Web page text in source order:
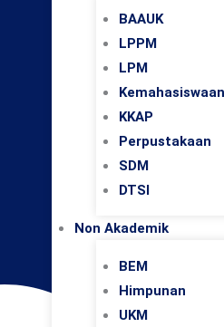
BAAUK
LPPM
LPM
Kemahasiswaan
KKAP
Perpustakaan
SDM
DTSI
Non Akademik
BEM
Himpunan
UKM